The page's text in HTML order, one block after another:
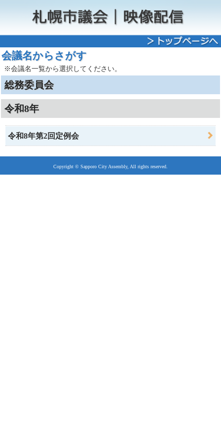
会議名からさがす
※会議名一覧から選択してください。
総務委員会
令和8年
令和8年第2回定例会
Copyright © Sapporo City Assembly, All rights reserved.